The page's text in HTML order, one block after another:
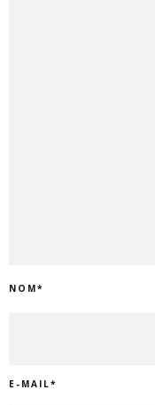
NOM*
E-MAIL*